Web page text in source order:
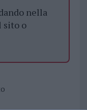
nella
sito o